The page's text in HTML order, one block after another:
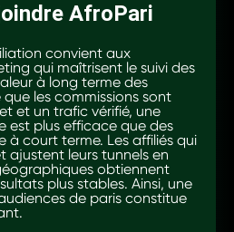
AfroPari
convient aux
qui maîtrisent le suivi des
à long terme des
les commissions sont
et un trafic vérifié, une
est plus efficace que des
à court terme. Les affiliés qui
ajustent leurs tunnels en
obtiennent
plus stables. Ainsi, une
de paris constitue